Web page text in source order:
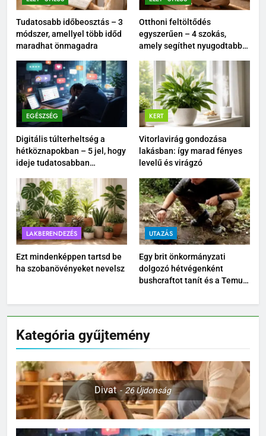
Tudatosabb időbeosztás – 3
módszer, amellyel több időd
maradhat önmagadra
Otthoni feltöltődés
egyszerűen – 4 szokás,
amely segíthet nyugodtabbá
EGÉSZSÉG
Digitális túlterheltség a
hétköznapokban – 5 jel, hogy
ideje tudatosabban
KERT
Vitorlavirág gondozása
lakásban: így marad fényes
levelű és virágzó
LAKBERENDEZÉS
Ezt mindenképpen tartsd be
ha szobanövényeket nevelsz
UTAZÁS
Egy brit önkormányzati
dolgozó hétvégenként
bushcraftot tanít és a Temu
Kategória gyűjtemény
Divat 26Újdonság